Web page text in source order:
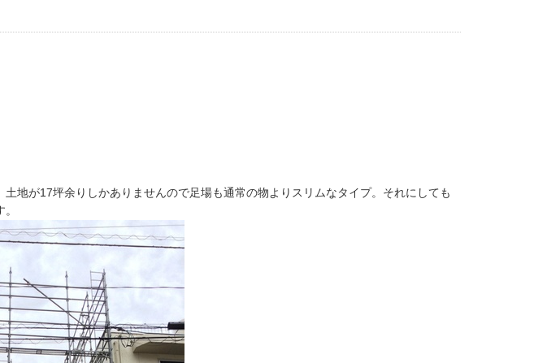
地が17坪余りしかありませんので足場も通常の物よりスリムなタイプ。それにしても